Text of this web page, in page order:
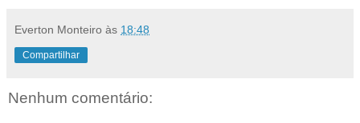
Everton Monteiro às 18:48
Compartilhar
Nenhum comentário: